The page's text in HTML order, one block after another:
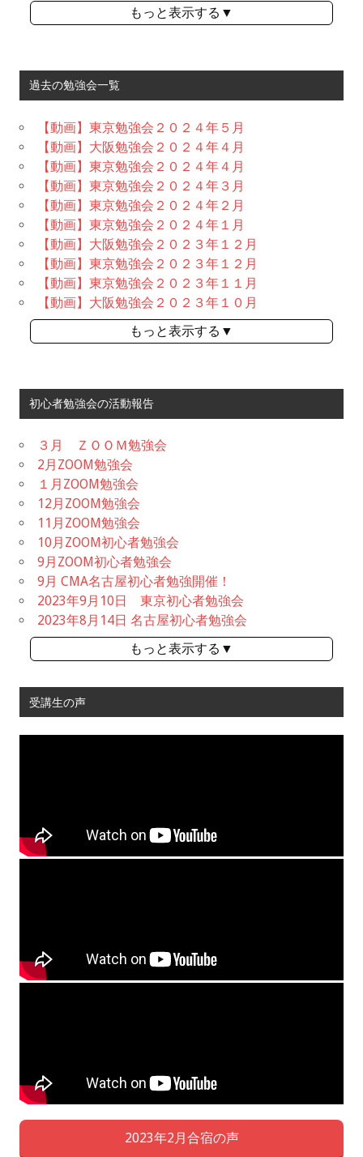
もっと表示する▼
過去の勉強会一覧
【動画】東京勉強会２０２４年５月
【動画】大阪勉強会２０２４年４月
【動画】東京勉強会２０２４年４月
【動画】東京勉強会２０２４年３月
【動画】東京勉強会２０２４年２月
【動画】東京勉強会２０２４年１月
【動画】大阪勉強会２０２３年１２月
【動画】東京勉強会２０２３年１２月
【動画】東京勉強会２０２３年１１月
【動画】大阪勉強会２０２３年１０月
もっと表示する▼
初心者勉強会の活動報告
３月 ＺＯＯＭ勉強会
2月ZOOM勉強会
１月ZOOM勉強会
12月ZOOM勉強会
11月ZOOM勉強会
10月ZOOM初心者勉強会
9月ZOOM初心者勉強会
9月 CMA名古屋初心者勉強開催！
2023年9月10日 東京初心者勉強会
2023年8月14日 名古屋初心者勉強会
もっと表示する▼
受講生の声
2023年2月合宿の声